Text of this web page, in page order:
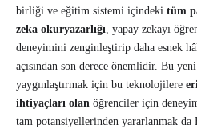
birliği ve eğitim sistemi içindeki tüm
zeka okuryazarlığı, yapay zekayı
deneyimini zenginleştirip daha esnek
açısından son derece önemlidir. Bu
yaygınlaştırmak için bu teknolojilere
ihtiyaçları olan öğrenciler için
tam potansiyellerinden yararlanmak da